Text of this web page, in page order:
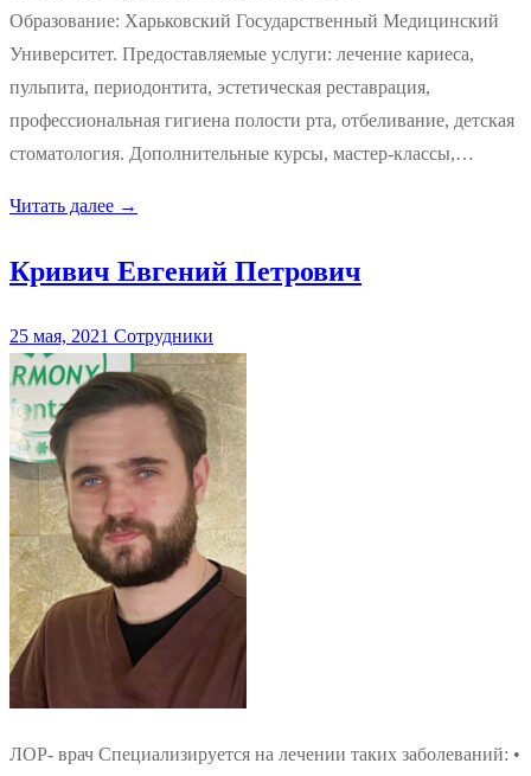
Образование: Харьковский Государственный Медицинский
Университет. Предоставляемые услуги: лечение кариеса,
пульпита, периодонтита, эстетическая реставрация,
профессиональная гигиена полости рта, отбеливание, детская
стоматология. Дополнительные курсы, мастер-классы,…
Читать далее →
Кривич Евгений Петрович
25 мая, 2021 Сотрудники
ЛОР- врач Специализируется на лечении таких заболеваний: •